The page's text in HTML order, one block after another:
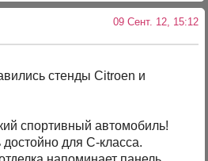
09 Сент. 12, 15:12
стенды Citroen и
спортивный автомобиль!
для С-класса.